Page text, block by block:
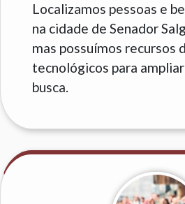
Localizamos pessoas e
na cidade de Senador
mas possuímos recursos
tecnológicos para
busca.